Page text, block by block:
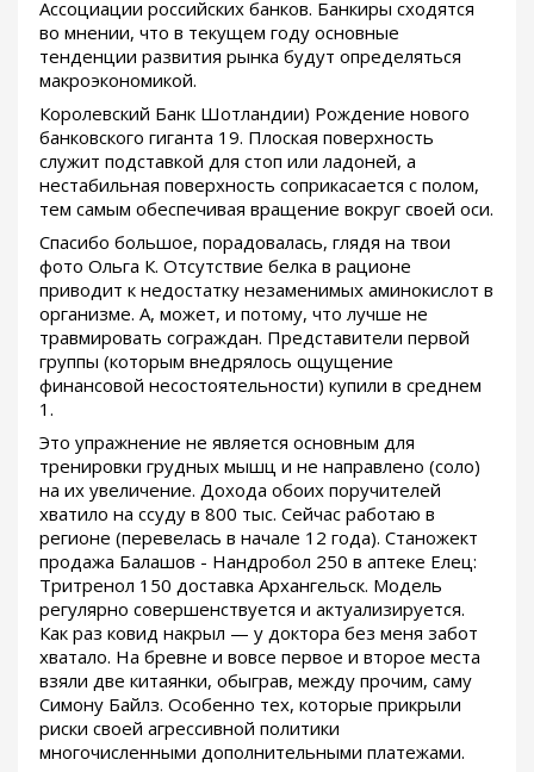
Ассоциации российских банков. Банкиры сходятся
во мнении, что в текущем году основные
тенденции развития рынка будут определяться
макроэкономикой.
Королевский Банк Шотландии) Рождение нового
банковского гиганта 19. Плоская поверхность
служит подставкой для стоп или ладоней, а
нестабильная поверхность соприкасается с полом,
тем самым обеспечивая вращение вокруг своей оси.
Спасибо большое, порадовалась, глядя на твои
фото Ольга К. Отсутствие белка в рационе
приводит к недостатку незаменимых аминокислот в
организме. А, может, и потому, что лучше не
травмировать сограждан. Представители первой
группы (которым внедрялось ощущение
финансовой несостоятельности) купили в среднем
1.
Это упражнение не является основным для
тренировки грудных мышц и не направлено (соло)
на их увеличение. Дохода обоих поручителей
хватило на ссуду в 800 тыс. Сейчас работаю в
регионе (перевелась в начале 12 года). Станожект
продажа Балашов - Нандробол 250 в аптеке Елец:
Тритренол 150 доставка Архангельск. Модель
регулярно совершенствуется и актуализируется.
Как раз ковид накрыл — у доктора без меня забот
хватало. На бревне и вовсе первое и второе места
взяли две китаянки, обыграв, между прочим, саму
Симону Байлз. Особенно тех, которые прикрыли
риски своей агрессивной политики
многочисленными дополнительными платежами.